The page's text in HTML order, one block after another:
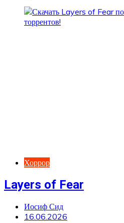
Хоррор
Layers of Fear
Иосиф Сид
16.06.2026